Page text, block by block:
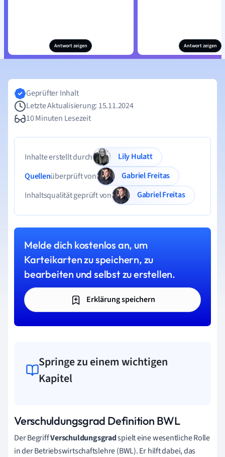
Antwort zeigen Antwort zeigen
Geprüfter Inhalt
Letzte Aktualisierung: 15.11.2024
10 Minuten Lesezeit
Inhalte erstellt durch
Lily Hulatt
Quellenüberprüft von
Gabriel Freitas
Inhaltsqualität geprüft von
Gabriel Freitas
Melde dich kostenlos an, um
Karteikarten zu speichern, zu
bearbeiten und selbst zu erstellen.
Erklärung speichern
Springe zu einem wichtigen
Kapitel
Verschuldungsgrad Definition BWL
Der BegriffVerschuldungsgradspielt eine wesentliche Rolle
in der Betriebswirtschaftslehre (BWL). Er hilft dabei, das